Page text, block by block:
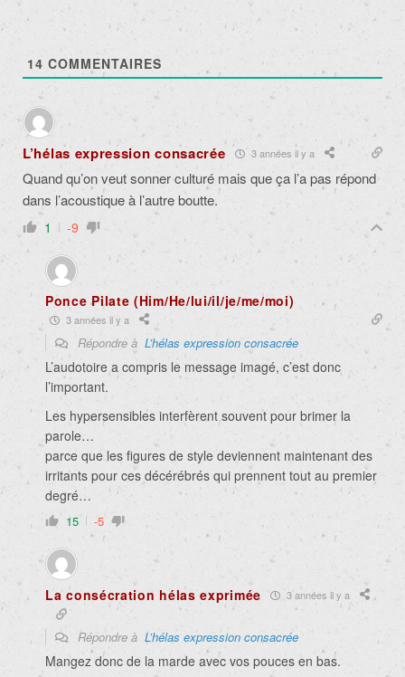
14 COMMENTAIRES
L’hélas expression consacrée 3 années il y a
Quand qu’on veut sonner culturé mais que ça l’a pas répond
dans l’acoustique à l’autre boutte.
1 -9
Ponce Pilate (Him/He/lui/il/je/me/moi)
3 années il y a
Répondre à L’hélas expression consacrée
L’audotoire a compris le message imagé, c’est donc
l’important.
Les hypersensibles interfèrent souvent pour brimer la
parole…
parce que les figures de style deviennent maintenant des
irritants pour ces décérébrés qui prennent tout au premier
degré…
15 -5
La consécration hélas exprimée 3 années il y a
Répondre à L’hélas expression consacrée
Mangez donc de la marde avec vos pouces en bas.